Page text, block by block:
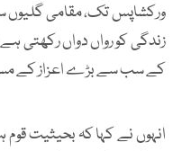
ورکشاپس تک، مقامی
زندگی کو رواں دواں رکھتی
کے سب سے بڑے اعزاز کے
انہوں نے کہا کہ بحیثیت